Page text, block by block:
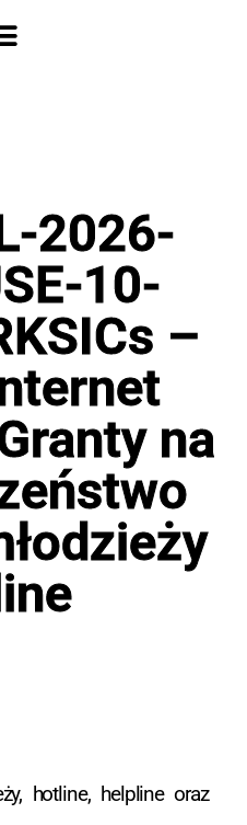
2026-
10-
–
na
hotline, helpline oraz